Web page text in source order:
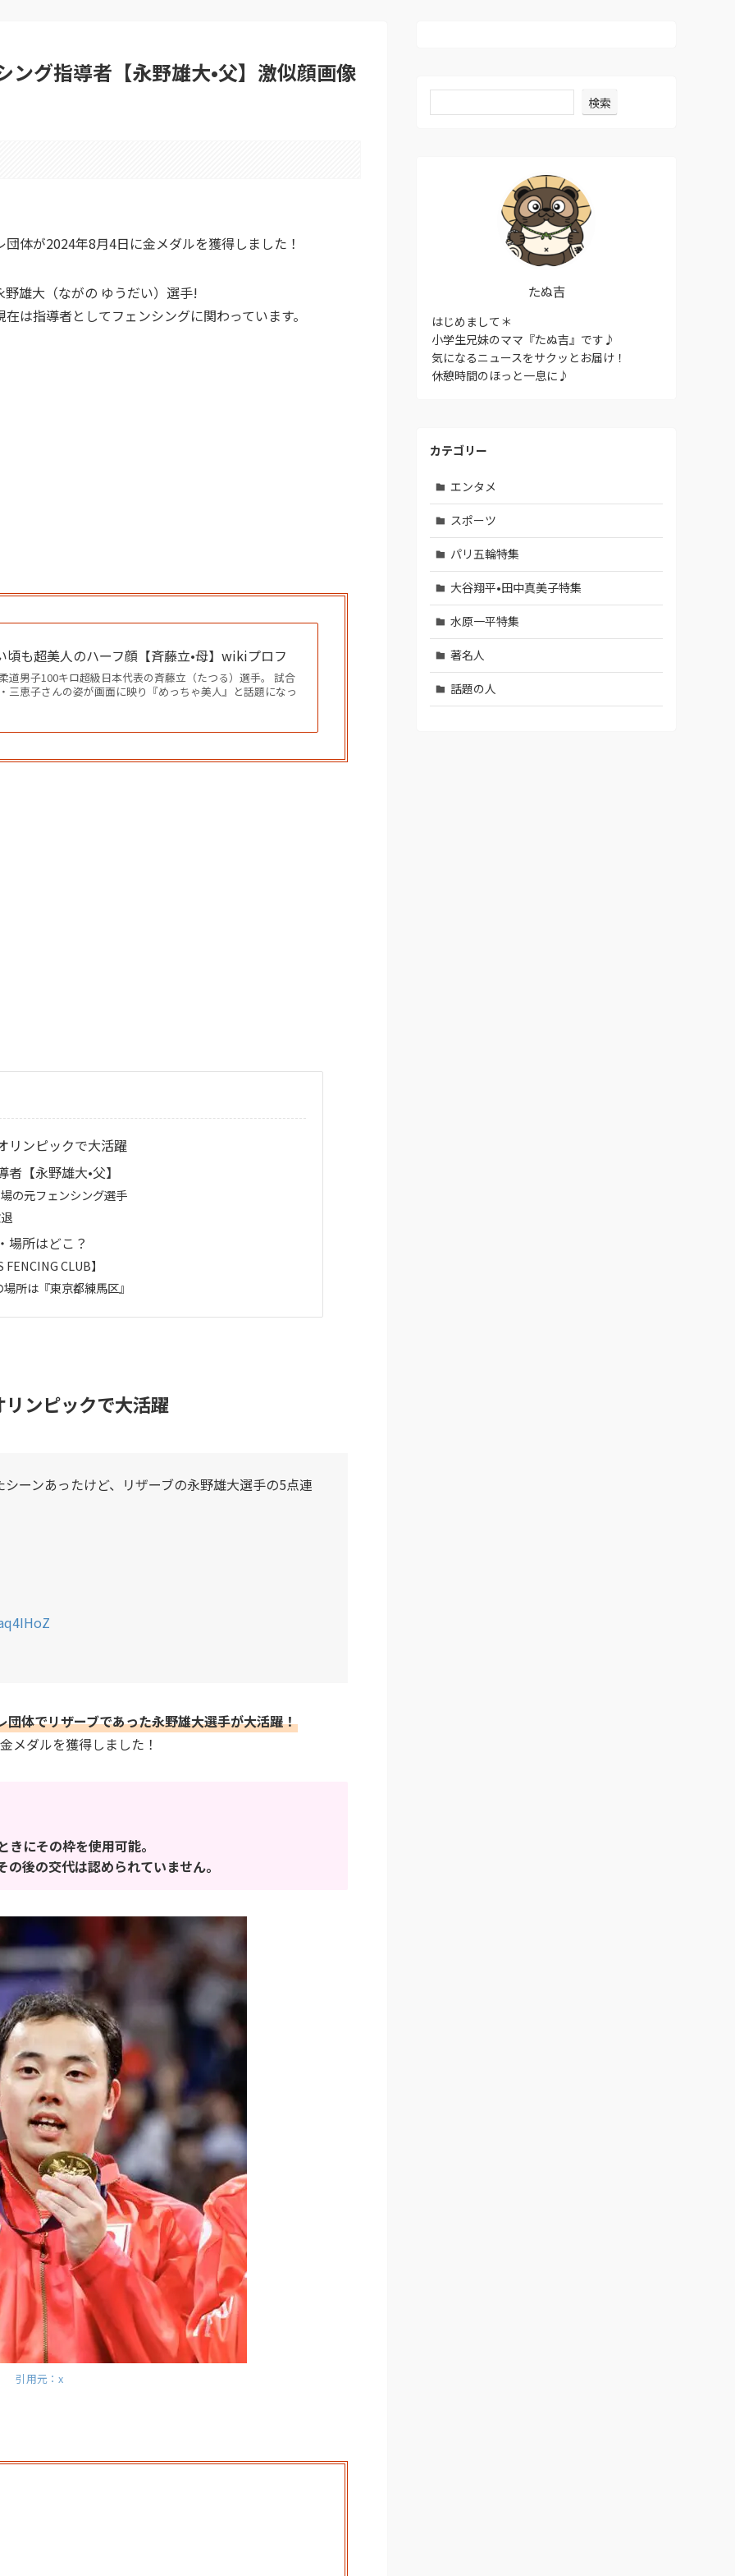
ング指導者【永野雄大•父】激似顔画像
体が2024年8月4日に金メダルを獲得しました！
雄大（ながの ゆうだい）選手!
は指導者としてフェンシングに関わっています。
頃も超美人のハーフ顔【斉藤立•母】wikiプロフ
道男子100キロ超級日本代表の斉藤立（たつる）選手。 試合
三恵子さんの姿が画面に映り『めっちゃ美人』と話題になっ
リンピックで大活躍
【永野雄大•父】
の元フェンシング選手
場所はどこ？
CLUB】
所は『東京都練馬区』
ンピックで大活躍
ーンあったけど、リザーブの永野雄大選手の5点連
体でリザーブであった永野雄大選手が大活躍！
メダルを獲得しました！
にその枠を使用可能。
後の交代は認められていません。
引用元：x
検索
たぬ吉
はじめまして＊
小学生兄妹のママ『たぬ吉』です♪
気になるニュースをサクッとお届け！
休憩時間のほっと一息に♪
カテゴリー
エンタメ
スポーツ
パリ五輪特集
大谷翔平•田中真美子特集
水原一平特集
著名人
話題の人